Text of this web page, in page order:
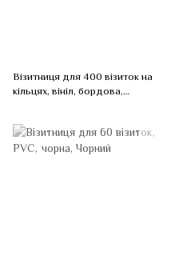
Візитниця для 400 візиток на
кільцях, вініл, бордова,